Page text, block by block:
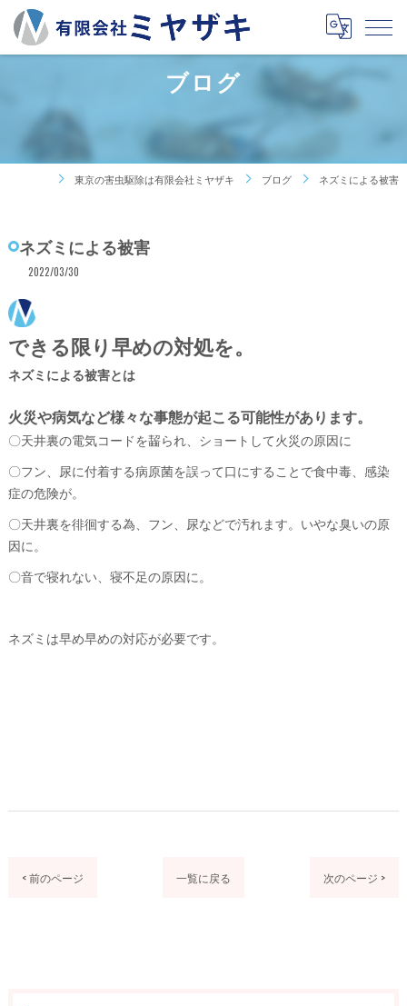
ブログ
東京の害虫駆除は有限会社ミヤザキ ブログ ネズミによる被害
ネズミによる被害
2022/03/30
ネズミによる被害とは
できる限り早めの対処を。
火災や病気など様々な事態が起こる可能性があります。
〇天井裏の電気コードを齧られ、ショートして火災の原因に
〇フン、尿に付着する病原菌を誤って口にすることで食中毒、感染
症の危険が。
〇天井裏を徘徊する為、フン、尿などで汚れます。いやな臭いの原
因に。
〇音で寝れない、寝不足の原因に。
ネズミは早め早めの対応が必要です。
< 前のページ 一覧に戻る 次のページ >